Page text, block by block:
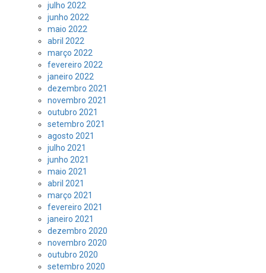
julho 2022
junho 2022
maio 2022
abril 2022
março 2022
fevereiro 2022
janeiro 2022
dezembro 2021
novembro 2021
outubro 2021
setembro 2021
agosto 2021
julho 2021
junho 2021
maio 2021
abril 2021
março 2021
fevereiro 2021
janeiro 2021
dezembro 2020
novembro 2020
outubro 2020
setembro 2020